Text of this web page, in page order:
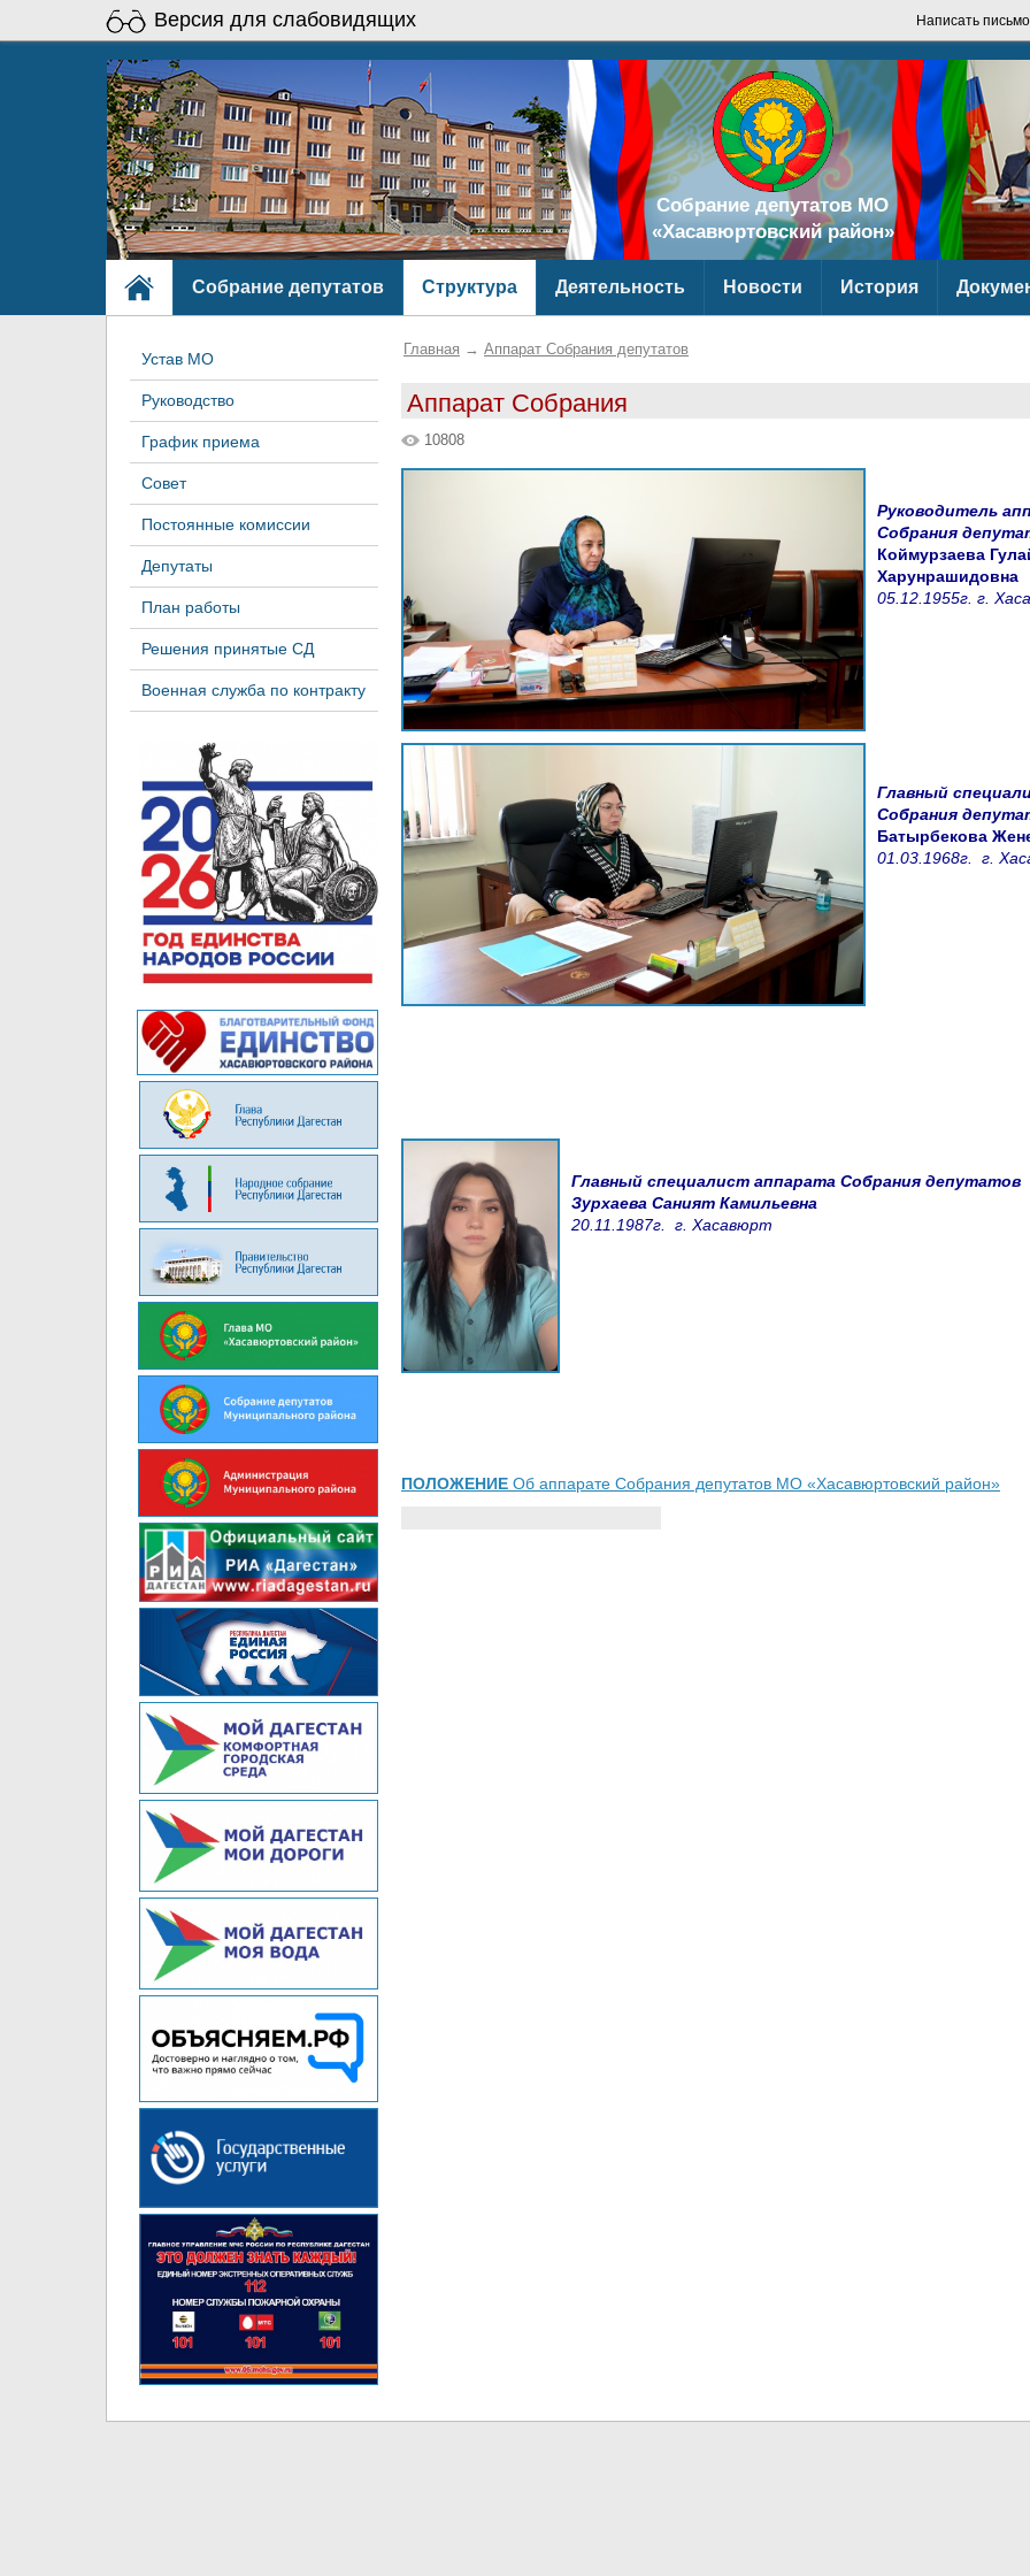
Версия для слабовидящих Написать письмо
Собрание депутатов МО
«Хасавюртовский район»
Собрание депутатов Структура Деятельность Новости История
Устав МО
Руководство
График приема
Совет
Постоянные комиссии
Депутаты
План работы
Решения принятые СД
Военная служба по контракту
Главная → Аппарат Собрания депутатов
Аппарат Собрания
10808
Руководитель
Собрания
Коймурзаева
Харунрашидовна
05.12.1955г. г.
Главный
Собрания
Батырбекова
01.03.1968г. г.
Главный специалист аппарата Собрания депутатов
Зурхаева Саният Камильевна
20.11.1987г. г. Хасавюрт
ПОЛОЖЕНИЕ Об аппарате Собрания депутатов МО «Хасавюртовский район»